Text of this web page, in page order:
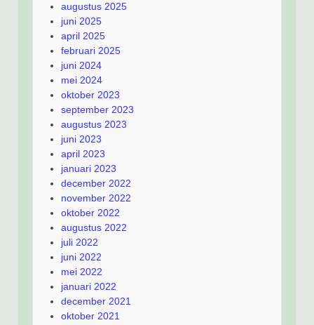
augustus 2025
juni 2025
april 2025
februari 2025
juni 2024
mei 2024
oktober 2023
september 2023
augustus 2023
juni 2023
april 2023
januari 2023
december 2022
november 2022
oktober 2022
augustus 2022
juli 2022
juni 2022
mei 2022
januari 2022
december 2021
oktober 2021